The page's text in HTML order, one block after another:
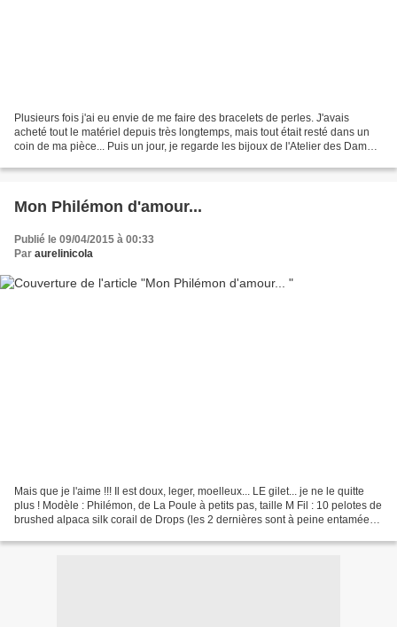
Plusieurs fois j'ai eu envie de me faire des bracelets de perles. J'avais
acheté tout le matériel depuis très longtemps, mais tout était resté dans un
coin de ma pièce... Puis un jour, je regarde les bijoux de l'Atelier des Dames,
Mon Philémon d'amour...
Publié le 09/04/2015 à 00:33
Par aurelinicola
Mais que je l'aime !!! Il est doux, leger, moelleux... LE gilet... je ne le quitte
plus ! Modèle : Philémon, de La Poule à petits pas, taille M Fil : 10 pelotes de
brushed alpaca silk corail de Drops (les 2 dernières sont à peine entamées)